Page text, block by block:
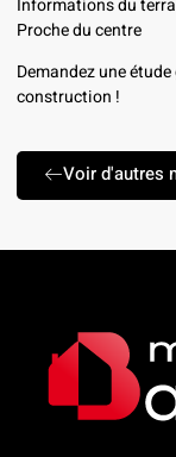
Informations du
Proche du centre
Demandez une
construction !
Voir d'autres